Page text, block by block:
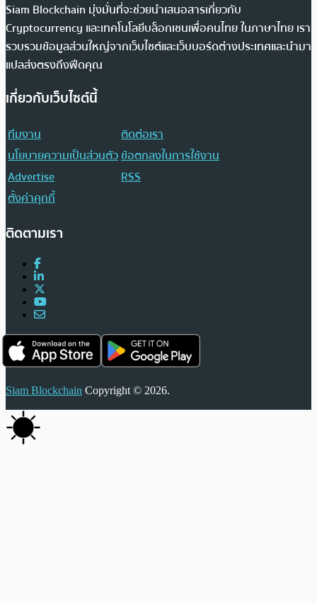
Siam Blockchain มุ่งมั่นที่จะช่วยนำเสนอสารเกี่ยวกับ
Cryptocurrency และเทคโนโลยีบล็อกเชนเพื่อคนไทย ในภาษาไทย เรา
รวบรวมข้อมูลส่วนใหญ่จากเว็บไซต์และเว็บบอร์ดต่างประเทศและนำมา
แปลส่งตรงถึงฟีดคุณ
เกี่ยวกับเว็บไซต์นี้
ทีมงาน
ติดต่อเรา
นโยบายความเป็นส่วนตัวข้อตกลงในการใช้งาน
Advertise
RSS
ตั้งค่าคุกกี้
ติดตามเรา
Siam Blockchain Copyright © 2026.